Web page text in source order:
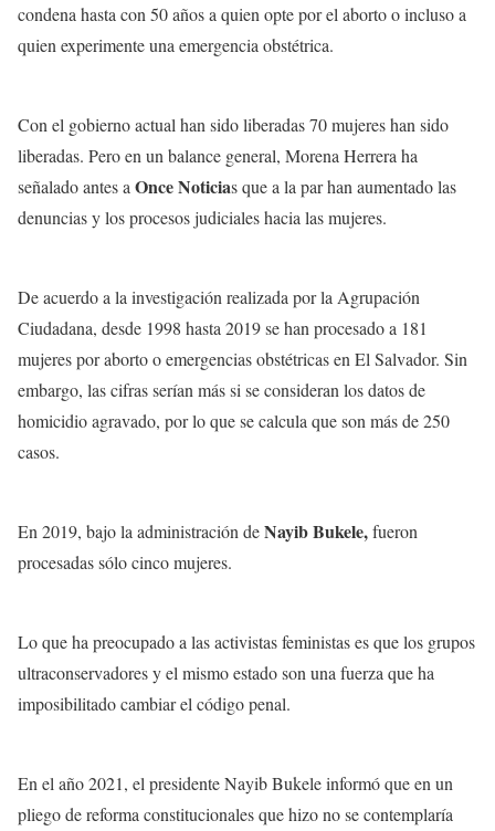
condena hasta con 50 años a quien opte por el aborto o incluso a
quien experimente una emergencia obstétrica.
Con el gobierno actual han sido liberadas 70 mujeres han sido
liberadas. Pero en un balance general, Morena Herrera ha
señalado antes a Once Noticias que a la par han aumentado las
denuncias y los procesos judiciales hacia las mujeres.
De acuerdo a la investigación realizada por la Agrupación
Ciudadana, desde 1998 hasta 2019 se han procesado a 181
mujeres por aborto o emergencias obstétricas en El Salvador. Sin
embargo, las cifras serían más si se consideran los datos de
homicidio agravado, por lo que se calcula que son más de 250
casos.
En 2019, bajo la administración deNayib Bukele,fueron
procesadas sólo cinco mujeres.
Lo que ha preocupado a las activistas feministas es que los grupos
ultraconservadores y el mismo estado son una fuerza que ha
imposibilitado cambiar el código penal.
En el año 2021, el presidente Nayib Bukele informó que en un
pliego de reforma constitucionales que hizo no se contemplaría